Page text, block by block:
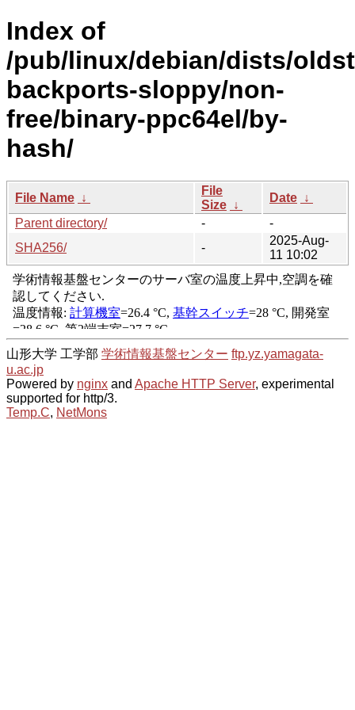
Index of
/pub/linux/debian/dists/
backports-sloppy/non-
free/binary-ppc64el/by-
hash/
File Name ↓
File
Size ↓
Date ↓
Parent directory/
-
-
SHA256/
-
2025-Aug-
11 10:02
山形大学 工学部 学術情報基盤センター ftp.yz.yamagata-
u.ac.jp
Powered by nginx and Apache HTTP Server, experimental
supported for http/3.
Temp.C, NetMons